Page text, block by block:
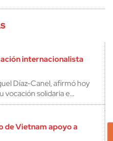
internacionalista
Díaz-Canel, afirmó hoy
vocación solidaria e…
de Vietnam apoyo a